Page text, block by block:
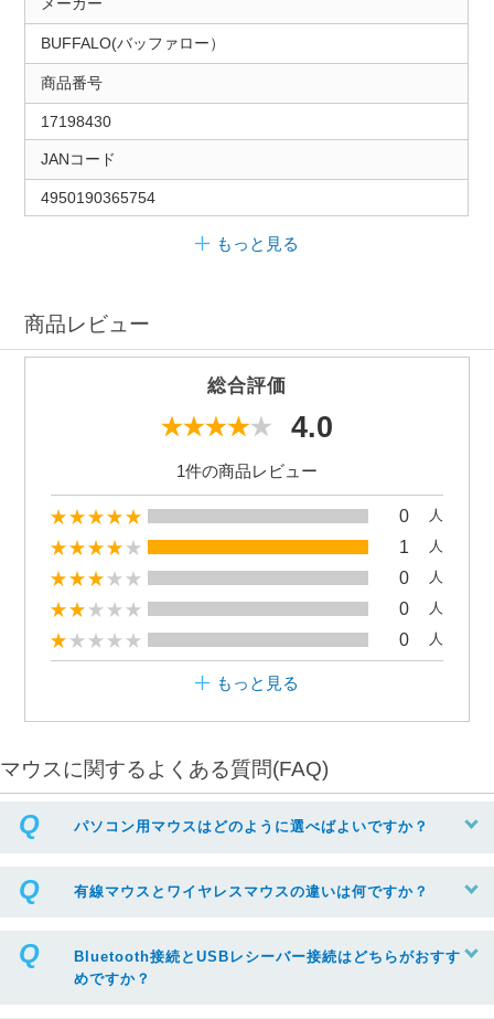
メーカー
BUFFALO(バッファロー）
商品番号
17198430
JANコード
4950190365754
もっと見る
商品レビュー
総合評価
4.0
1件の商品レビュー
0 人
1 人
0 人
0 人
0 人
もっと見る
マウスに関するよくある質問(FAQ)
パソコン用マウスはどのように選べばよいですか？
有線マウスとワイヤレスマウスの違いは何ですか？
Bluetooth接続とUSBレシーバー接続はどちらがおすす
めですか？